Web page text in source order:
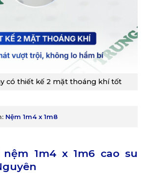
có thiết kế 2 mặt thoáng khí tốt
Nệm 1m4 x 1m8
nệm 1m4 x 1m6 cao su